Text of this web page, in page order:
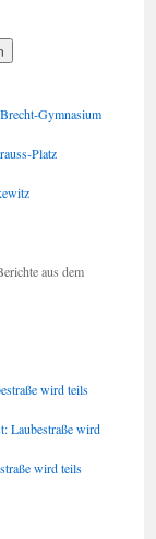
Gymnasium
Platz
aus dem
wird teils
Laubestraße wird
wird teils